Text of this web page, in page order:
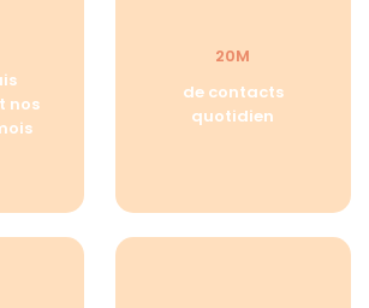
nos
20M
de contacts
quotidien